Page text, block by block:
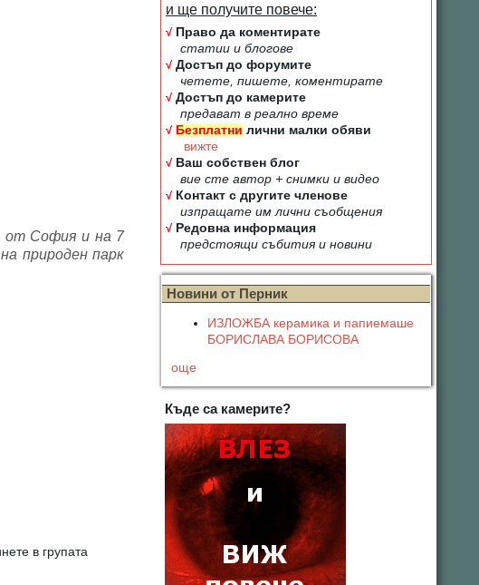
и ще получите повече:
√ Право да коментирате
статии и блогове
√ Достъп до форумите
четете, пишете, коментирате
√ Достъп до камерите
предават в реално време
√ Безплатни лични малки обяви
вижте
√ Ваш собствен блог
вие сте автор + снимки и видео
√ Контакт с другите членове
изпращате им лични съобщения
√ Редовна информация
предстоящи събития и новини
Новини от Перник
ИЗЛОЖБА керамика и папиемаше
БОРИСЛАВА БОРИСОВА
още
Къде са камерите?
от София и на 7
природен парк
в групата